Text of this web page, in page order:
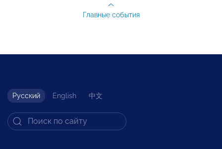
Главные события
Русский English 中文